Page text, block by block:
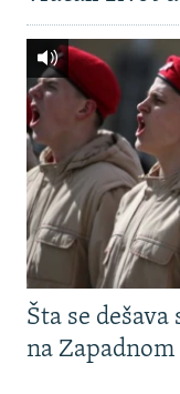
Šta se
na Zapadnom